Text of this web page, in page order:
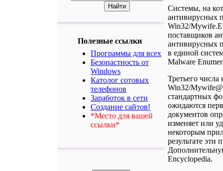
Полезные ссылки
Программы для всех
Безопастность от
Windows
Католог сотовых
телефонов
Заработок в сети
Создание сайтов!
*Место для вашей
ссылки*
Системы, на
антивирусных
Win32/
поставщиков
антивирусных
в единой
Malware
Третьего
Win32/
стандартных
ожидаются
документов
изменяет или
некоторым
результате эти
Encyclopedia.